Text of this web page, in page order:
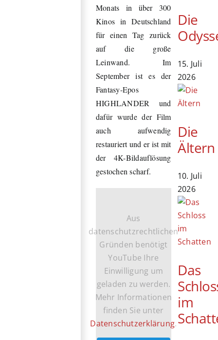
Monats in über 300
Kinos in Deutschland
für einen Tag zurück
auf die große
Leinwand. Im
September ist es der
Fantasy-Epos
HIGHLANDER und
dafür wurde der Film
auch aufwendig
restauriert und er ist mit
der 4K-Bildauflösung
gestochen scharf.
Aus
datenschutzrechtlichen
Gründen benötigt
YouTube Ihre
Einwilligung um
geladen zu werden.
Mehr Informationen
finden Sie unter
Datenschutzerklärung.
Die
15. Juli
2026
Die
Ältern
10. Juli
2026
Das
im